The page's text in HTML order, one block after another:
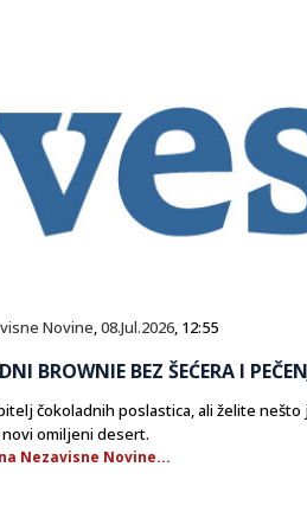
Novine,08.Jul.2026, 12:55
BROWNIE BEZ ŠEĆERA I
čokoladnih poslastica, ali želite
omiljeni desert.
Nezavisne Novine...